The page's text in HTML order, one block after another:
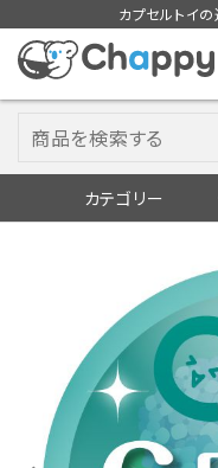
カプセルトイ
カテゴリー
入荷スケジ
カプセルトイマシ
カプセルトイ